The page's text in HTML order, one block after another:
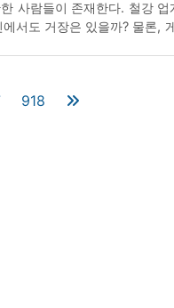
사람들이 존재한다. 철강 업
서도 거장은 있을까? 물론,
918